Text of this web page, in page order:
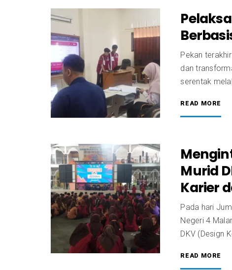
Pekan
dan
serentak
READ MORE
Murid
Karier
Pada hari
Negeri 4
DKV (Design
READ MORE